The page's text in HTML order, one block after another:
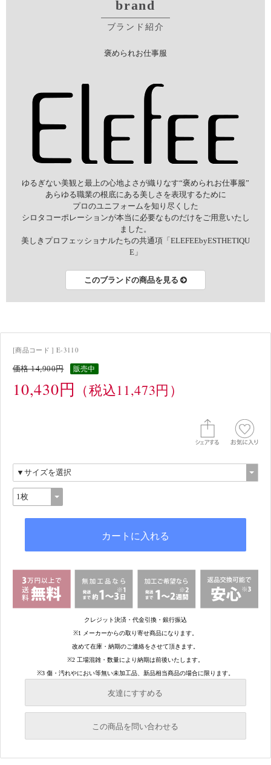
brand
ブランド紹介
褒められお仕事服
ゆるぎない美観と最上の心地よさが織りなす“褒められお仕事服”
あらゆる職業の根底にある美しさを表現するために
プロのユニフォームを知り尽くした
シロタコーポレーションが本当に必要なものだけをご用意いたし
ました。
美しきプロフェッショナルたちの共通項「ELEFEEbyESTHETIQU
E」
このブランドの商品を見る
[商品コード ] E-3110
価格 14,900円 販売中
10,430円 （税込11,473円）
友達にすすめる
必須
必須
この商品を問い合わせる